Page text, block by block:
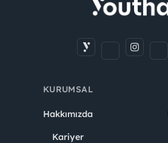
KURUMSAL
Hakkımızda
Kariyer